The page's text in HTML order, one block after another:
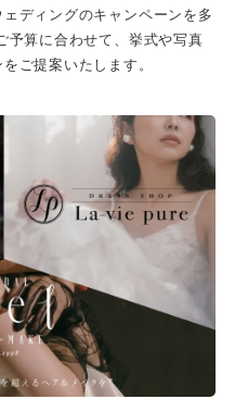
ディングのキャンペーンを多
予算に合わせて、挙式や写真
ご提案いたします。